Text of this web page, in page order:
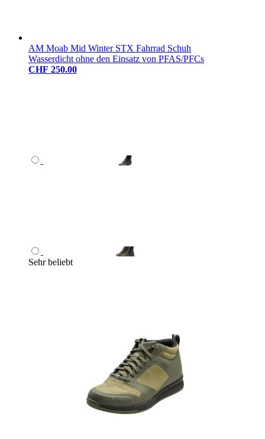
AM Moab Mid Winter STX Fahrrad Schuh
Wasserdicht ohne den Einsatz von PFAS/PFCs
CHF 250.00
Sehr beliebt